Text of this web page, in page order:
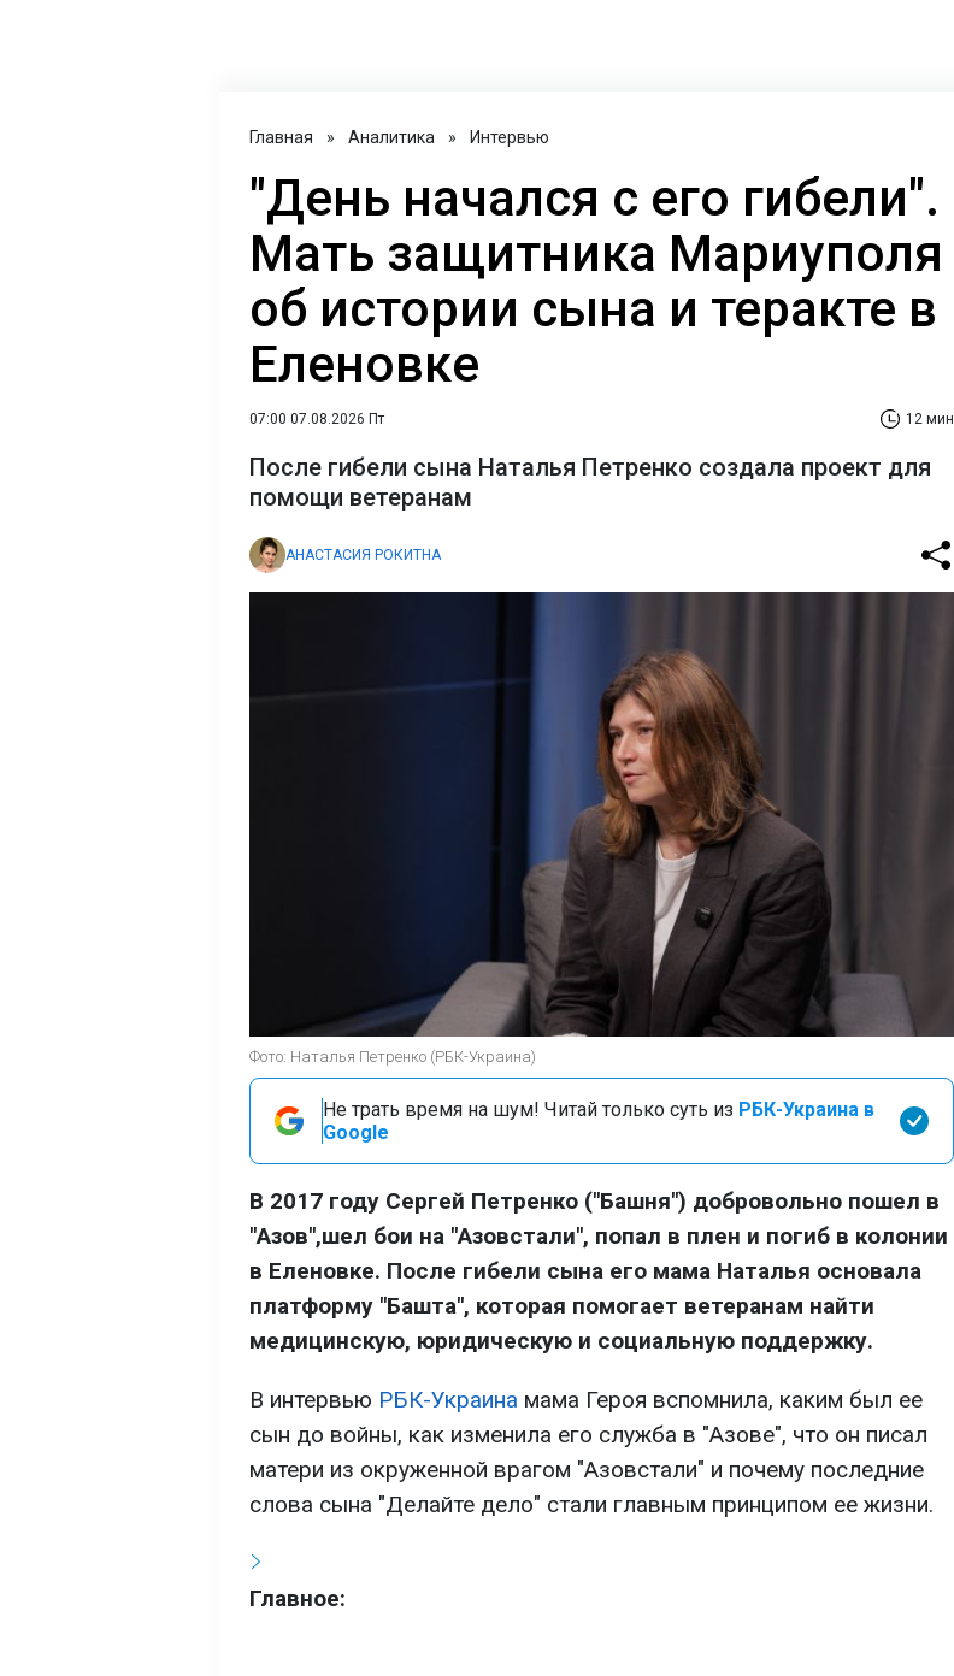
Главная » Аналитика » Интервью
"День начался с его гибели".
Мать защитника Мариуполя
об истории сына и теракте в
Еленовке
07:00 07.08.2026 Пт 12 мин
После гибели сына Наталья Петренко создала проект для
помощи ветеранам
АНАСТАСИЯ РОКИТНА
Фото: Наталья Петренко (РБК-Украина)
Не трать время на шум! Читай только суть из РБК-Украина в
Google
В 2017 году Сергей Петренко ("Башня") добровольно пошел в
"Азов",шел бои на "Азовстали", попал в плен и погиб в колонии
в Еленовке. После гибели сына его мама Наталья основала
платформу "Башта", которая помогает ветеранам найти
медицинскую, юридическую и социальную поддержку.
В интервью РБК-Украина мама Героя вспомнила, каким был ее
сын до войны, как изменила его служба в "Азове", что он писал
матери из окруженной врагом "Азовстали" и почему последние
слова сына "Делайте дело" стали главным принципом ее жизни.
Главное: